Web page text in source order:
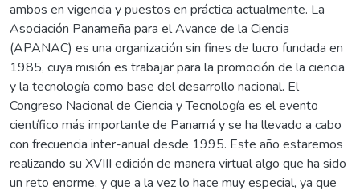
ambos en vigencia y puestos en práctica actualmente. La
Asociación Panameña para el Avance de la Ciencia
(APANAC) es una organización sin fines de lucro fundada en
1985, cuya misión es trabajar para la promoción de la ciencia
y la tecnología como base del desarrollo nacional. El
Congreso Nacional de Ciencia y Tecnología es el evento
científico más importante de Panamá y se ha llevado a cabo
con frecuencia inter-anual desde 1995. Este año estaremos
realizando su XVIII edición de manera virtual algo que ha sido
un reto enorme, y que a la vez lo hace muy especial, ya que